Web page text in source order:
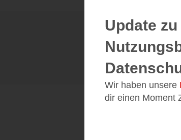
Update
Wir haben unsere
dir einen Moment